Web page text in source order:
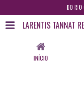
DO RIO
LARENTIS TANNAT
INÍCIO